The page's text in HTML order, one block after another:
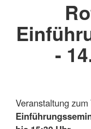
-
Veranstaltung zum